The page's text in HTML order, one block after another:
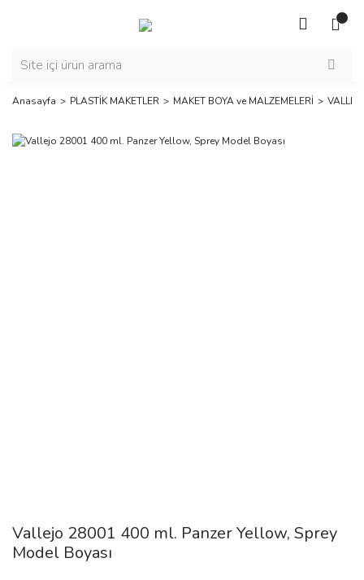
Anasayfa PLASTİK MAKETLER MAKET BOYA ve MALZEMELERİ
Vallejo 28001 400 ml. Panzer Yellow, Sprey
Model Boyası